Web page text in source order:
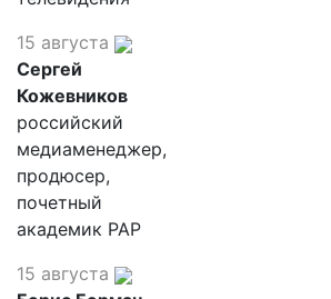
15 августа
Сергей
Кожевников
российский
медиаменеджер,
продюсер,
почетный
академик РАР
15 августа